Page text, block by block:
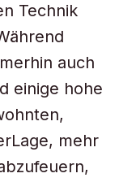
Technik
auch
einige hohe
mehr